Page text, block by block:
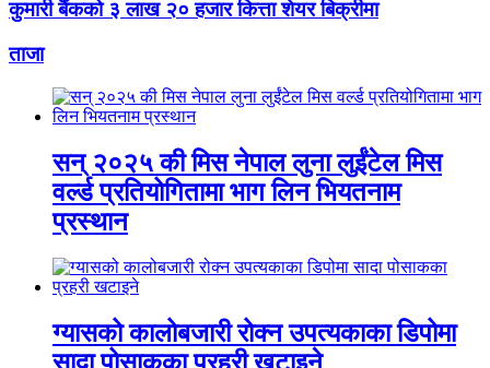
कुमारी बैंकको ३ लाख २० हजार कित्ता शेयर बिक्रीमा
ताजा
सन् २०२५ की मिस नेपाल लुना लुईंटेल मिस
वर्ल्ड प्रतियोगितामा भाग लिन भियतनाम
प्रस्थान
ग्यासको कालोबजारी रोक्न उपत्यकाका डिपोमा